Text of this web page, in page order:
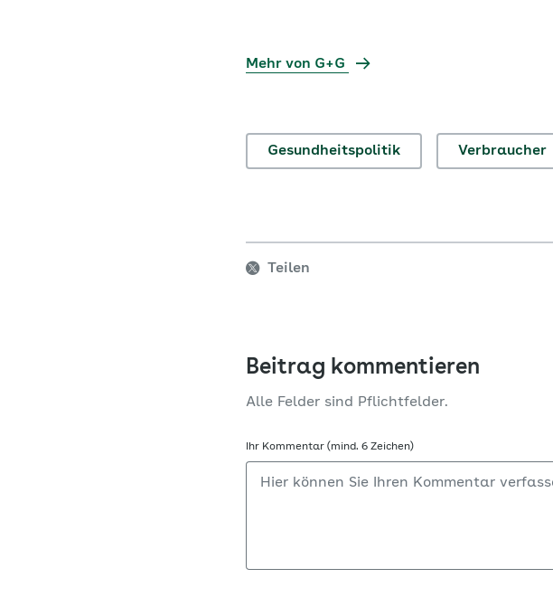
Mehr von G+G
Gesundheitspolitik Verbraucher
Teilen
Beitrag kommentieren
Alle Felder sind Pflichtfelder.
Ihr Kommentar (mind. 6 Zeichen)